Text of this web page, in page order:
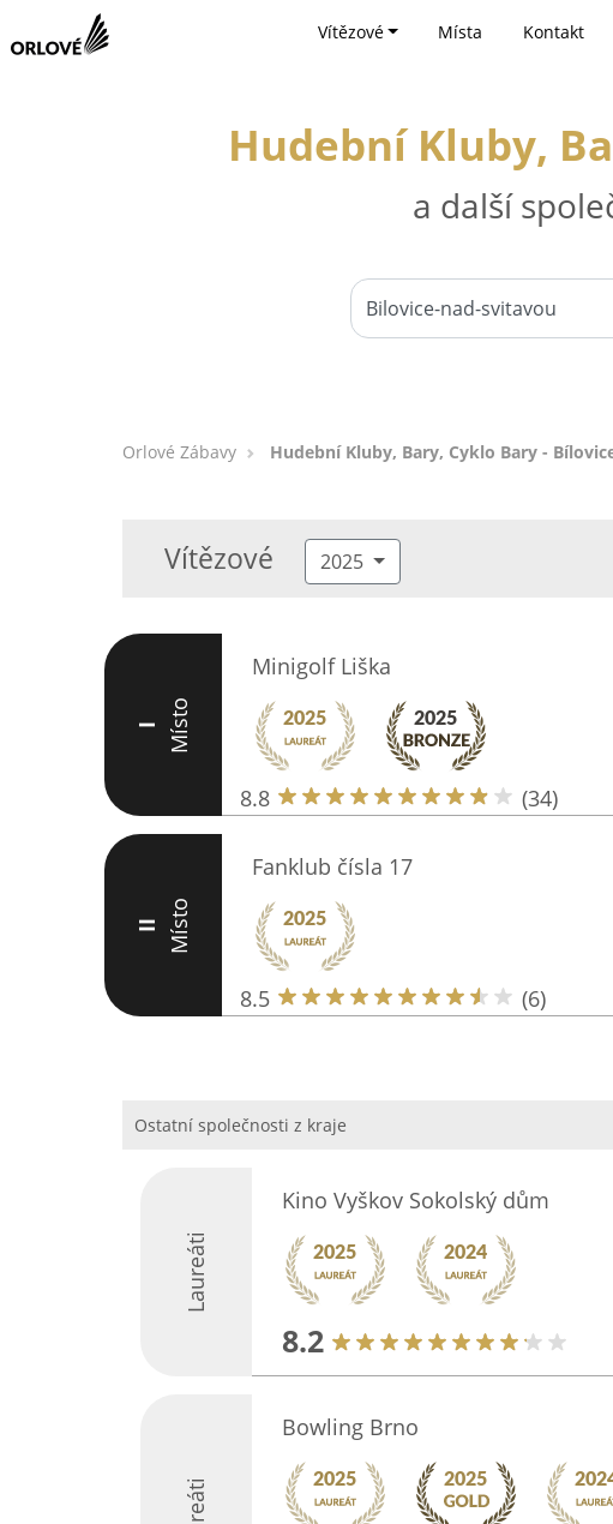
Vítězové Místa Kontakt
Hudební Kluby,
a další
Orlové Zábavy Hudební Kluby, Bary, Cyklo Bary -
Vítězové 2025
I Místo
Minigolf Liška
8.8 (34)
II Místo
Fanklub čísla 17
8.5 (6)
Ostatní společnosti z kraje
Laureáti
Kino Vyškov Sokolský dům
8.2
Bowling Brno